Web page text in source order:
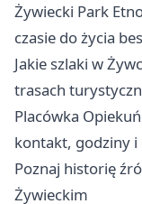
Żywiecki Park
czasie do życia
Jakie szlaki w
trasach
Placówka
kontakt, godziny i
Poznaj historię
Żywieckim